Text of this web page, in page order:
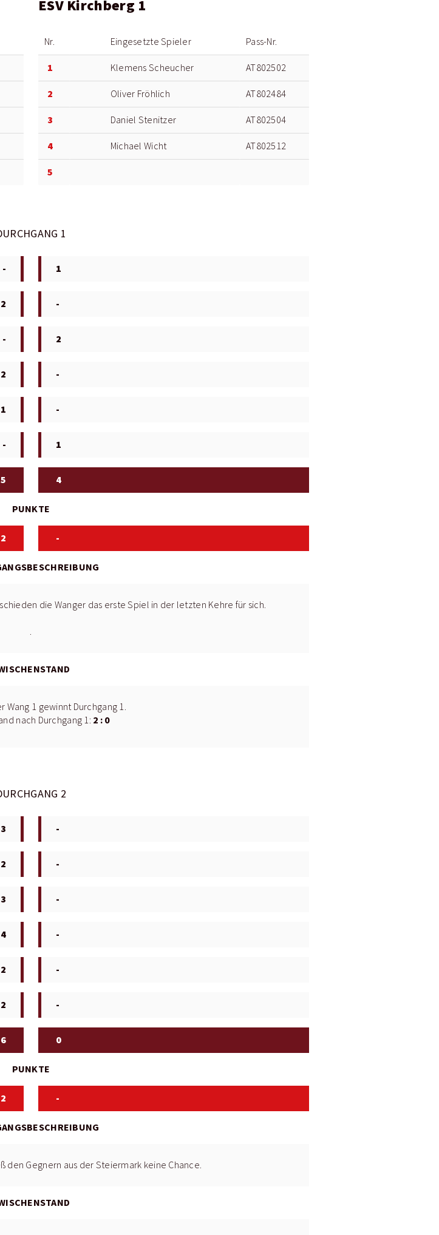
ESV Kirchberg 1
Nr. Eingesetzte Spieler Pass-Nr.
1 Klemens Scheucher AT802502
2 Oliver Fröhlich AT802484
3 Daniel Stenitzer AT802504
4 Michael Wicht AT802512
5
1
- 1
2 -
- 2
2 -
1 -
- 1
5 4
PUNKTE
2 -
die Wanger das erste Spiel in der letzten Kehre für sich.
.
Wang 1 gewinnt Durchgang 1.
nach Durchgang 1: 2 : 0
2
3 -
2 -
3 -
4 -
2 -
2 -
0
PUNKTE
2 -
den Gegnern aus der Steiermark keine Chance.